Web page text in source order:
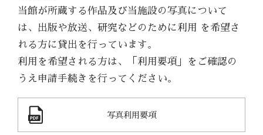
当館が所蔵する作品及び当施設の写真について
は、出版や放送、研究などのために利用 を希望さ
れる方に貸出を行っています。
利用を希望される方は、「利用要項」をご確認の
うえ申請手続きを行ってください。
写真利用要項